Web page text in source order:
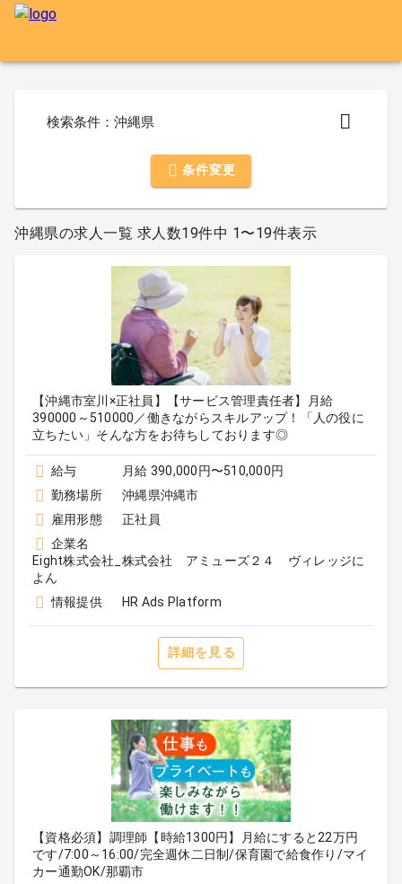
検索条件：沖縄県
条件変更
沖縄県の求人一覧 求人数19件中 1〜19件表示
【沖縄市室川×正社員】【サービス管理責任者】月給
390000～510000／働きながらスキルアップ！「人の役に
立ちたい」そんな方をお待ちしております◎
給与
月給 390,000円〜510,000円
勤務場所
沖縄県沖縄市
雇用形態
正社員
企業名
Eight株式会社_株式会社 アミューズ２４ ヴィレッジに
よん
情報提供
HR Ads Platform
詳細を見る
【資格必須】調理師【時給1300円】月給にすると22万円
です/7:00～16:00/完全週休二日制/保育園で給食作り/マイ
カー通勤OK/那覇市